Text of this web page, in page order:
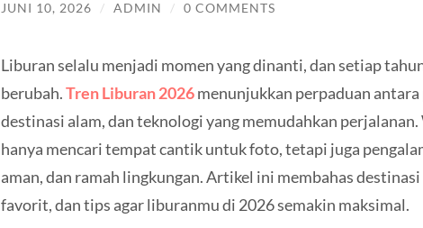
JUNI 10, 2026 / ADMIN / 0 COMMENTS
Liburan selalu menjadi momen yang dinanti, dan setiap
berubah.Tren Liburan 2026menunjukkan perpaduan antara
destinasi alam, dan teknologi yang memudahkan
hanya mencari tempat cantik untuk foto, tetapi juga
aman, dan ramah lingkungan. Artikel ini membahas
favorit, dan tips agar liburanmu di 2026 semakin maksimal.